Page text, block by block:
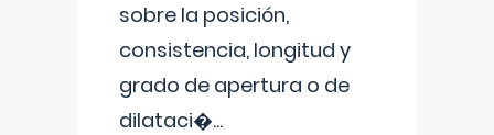
sobre la posición,
consistencia, longitud y
grado de apertura o de
dilataci�...